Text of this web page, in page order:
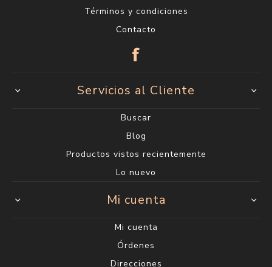
Términos y condiciones
Contacto
Servicios al Cliente
Buscar
Blog
Productos vistos recientemente
Lo nuevo
Mi cuenta
Mi cuenta
Órdenes
Direcciones